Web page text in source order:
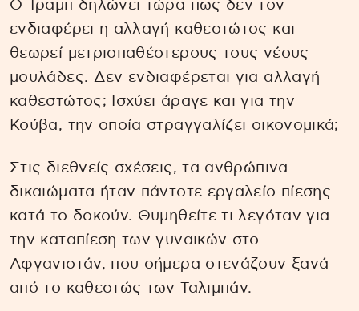
Ο Τραμπ δηλώνει τώρα πως δεν τον
ενδιαφέρει η αλλαγή καθεστώτος και
θεωρεί μετριοπαθέστερους τους νέους
μουλάδες. Δεν ενδιαφέρεται για αλλαγή
καθεστώτος; Ισχύει άραγε και για την
Κούβα, την οποία στραγγαλίζει οικονομικά;
Στις διεθνείς σχέσεις, τα ανθρώπινα
δικαιώματα ήταν πάντοτε εργαλείο πίεσης
κατά το δοκούν. Θυμηθείτε τι λεγόταν για
την καταπίεση των γυναικών στο
Αφγανιστάν, που σήμερα στενάζουν ξανά
από το καθεστώς των Ταλιμπάν.